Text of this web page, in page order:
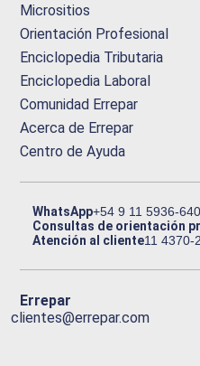
Micrositios
Orientación Profesional
Enciclopedia Tributaria
Enciclopedia Laboral
Comunidad Errepar
Acerca de Errepar
Centro de Ayuda
WhatsApp+54 9 11 5936-
Consultas de orientación
Atención al cliente11 4370-
Errepar
clientes@errepar.com